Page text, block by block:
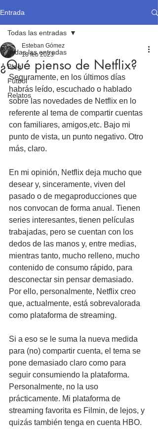
Entrada
Todas las entradas
Blog
Fútbol
Relatos
Todas las entradas
¿Qué pienso de Netflix?
Esteban Gómez
18 feb 2023
Seguramente, en los últimos días
habrás leído, escuchado o hablado
sobre las novedades de Netflix en lo
referente al tema de compartir cuentas
con familiares, amigos,etc. Bajo mi
punto de vista, un punto negativo. Otro
más, claro.
En mi opinión, Netflix deja mucho que
desear y, sinceramente, viven del
pasado o de megaproducciones que
nos convocan de forma anual. Tienen
series interesantes, tienen películas
trabajadas, pero se cuentan con los
dedos de las manos y, entre medias,
mientras tanto, mucho relleno, mucho
contenido de consumo rápido, para
desconectar sin pensar demasiado.
Por ello, personalmente, Netflix creo
que, actualmente, está sobrevalorada
como plataforma de streaming.
Si a eso se le suma la nueva medida
para (no) compartir cuenta, el tema se
pone demasiado claro como para
seguir consumiendo la plataforma.
Personalmente, no la uso
prácticamente. Mi plataforma de
streaming favorita es Filmin, de lejos, y
quizás también tenga en cuenta HBO.